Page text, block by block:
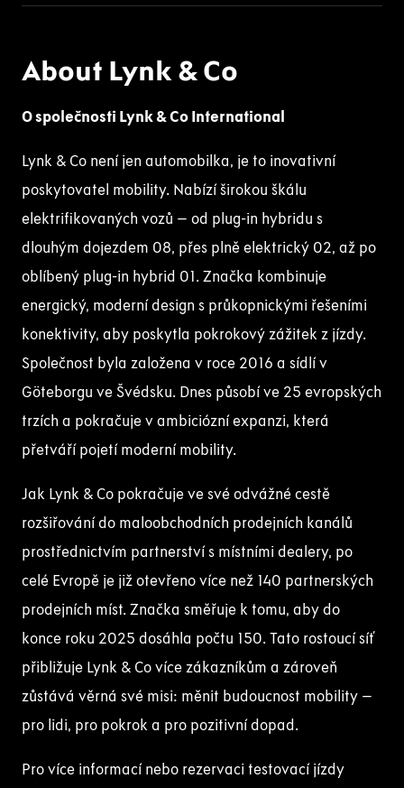
About Lynk & Co
O společnosti Lynk & Co International
Lynk & Co není jen automobilka, je to inovativní
poskytovatel mobility. Nabízí širokou škálu
elektrifikovaných vozů – od plug-in hybridu s
dlouhým dojezdem 08, přes plně elektrický 02, až po
oblíbený plug-in hybrid 01. Značka kombinuje
energický, moderní design s průkopnickými řešeními
konektivity, aby poskytla pokrokový zážitek z jízdy.
Společnost byla založena v roce 2016 a sídlí v
Göteborgu ve Švédsku. Dnes působí ve 25 evropských
trzích a pokračuje v ambiciózní expanzi, která
přetváří pojetí moderní mobility.
Jak Lynk & Co pokračuje ve své odvážné cestě
rozšiřování do maloobchodních prodejních kanálů
prostřednictvím partnerství s místními dealery, po
celé Evropě je již otevřeno více než 140 partnerských
prodejních míst. Značka směřuje k tomu, aby do
konce roku 2025 dosáhla počtu 150. Tato rostoucí síť
přibližuje Lynk & Co více zákazníkům a zároveň
zůstává věrná své misi: měnit budoucnost mobility –
pro lidi, pro pokrok a pro pozitivní dopad.
Pro více informací nebo rezervaci testovací jízdy